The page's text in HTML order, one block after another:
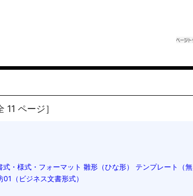
11 ページ］
・様式・フォーマット 雛形（ひな形） テンプレート（無
（ビジネス文書形式）